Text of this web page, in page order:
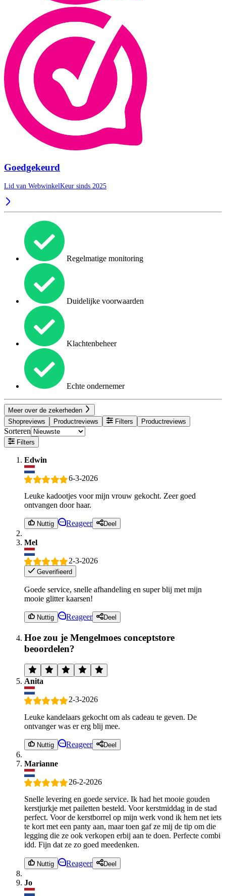
Goedgekeurd
Lid van WebwinkelKeur sinds 2025
Regelmatige monitoring
Duidelijke voorwaarden
Klachtenbeheer
Echte ondernemer
Meer over de zekerheden
Shopreviews
Productreviews Filters Productreviews
Sorteren
Filters
Edwin
6-3-2026
Leuke kadootjes voor mijn vrouw gekocht. Zeer goed
ontvangen door haar.
Nuttig Reageer Deel
Mel
2-3-2026
Geverifieerd
Goede service, snelle afhandeling en super blij met mijn
mooie glitter kaarsen!
Nuttig Reageer Deel
Hoe zou je Mengelmoes conceptstore
beoordelen?
Anita
2-3-2026
Leuke kandelaars gekocht om als cadeau te geven. De
ontvanger was er erg blij mee.
Nuttig Reageer Deel
Marianne
26-2-2026
Snelle levering en goede service. Ik had het mooie gouden
kerstjurkje met pailetten besteld. Voor kerstmiddag in de stad
perfect. Voor de kerstborrel op mijn werk vond ik hem net iets
te kort met een panty aan, maar toen gaf ze mij de tip om die
legging die ze ook verkopen erbij aan te doen. Perfecte combi
idd. Fijn dat ze zo goed meedenken.
Nuttig Reageer Deel
Jo